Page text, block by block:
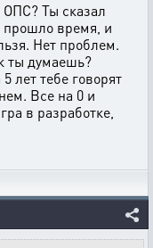
Ты сказал
прошло время, и
Нет проблем.
ты думаешь?
лет тебе говорят
Все на 0 и
в разработке,